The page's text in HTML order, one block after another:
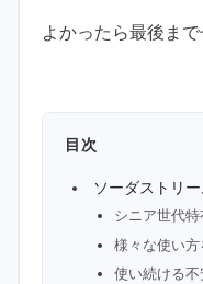
よかったら最後ま
目次
ソーダストリ
シニア世代
様々な使い方
使い続ける